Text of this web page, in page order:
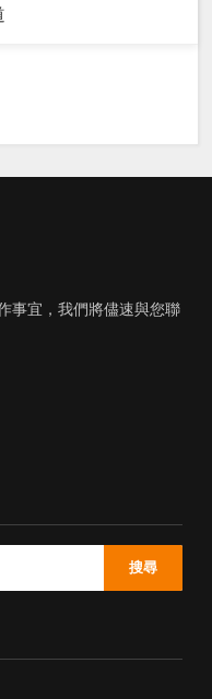
事宜，我們將儘速與您聯
搜尋